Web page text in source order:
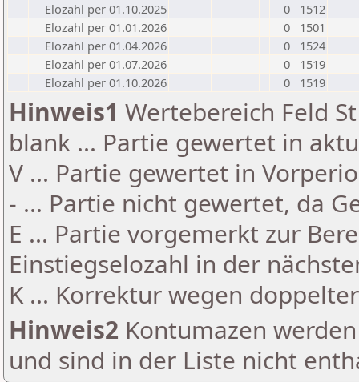
Elozahl per 01.10.2025
0
1512
Elozahl per 01.01.2026
0
1501
Elozahl per 01.04.2026
0
1524
Elozahl per 01.07.2026
0
1519
Elozahl per 01.10.2026
0 1519
Hinweis1 Wertebereich Feld
blank ... Partie gewertet in
V ... Partie gewertet in
- ... Partie nicht gewertet, da
E ... Partie vorgemerkt zur
Einstiegselozahl in der
K ... Korrektur wegen
Hinweis2 Kontumazen
und sind in der Liste nicht